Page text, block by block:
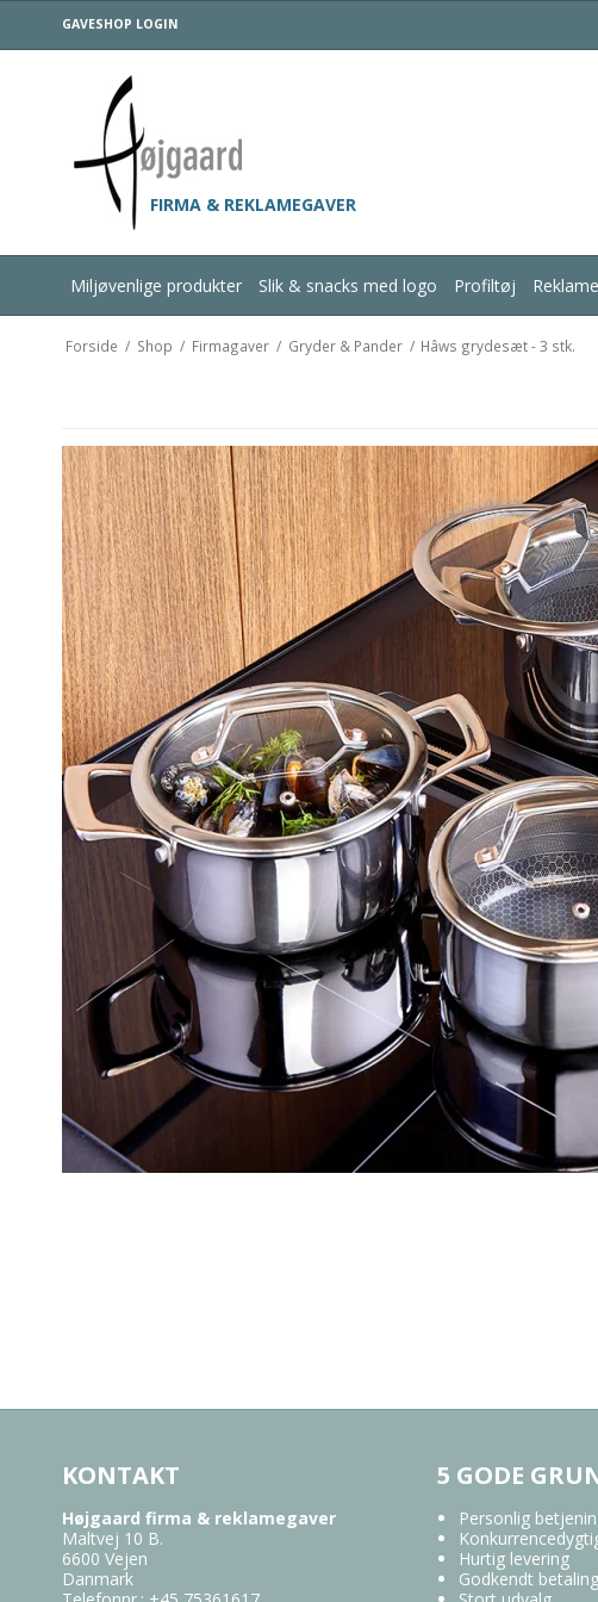
GAVESHOP LOGIN
FIRMA & REKLAMEGAVER
Miljøvenlige produkter Slik & snacks med logo Profiltøj
Forside / Shop / Firmagaver / Gryder & Pander / Hâws grydesæt - 3 stk.
KONTAKT
Højgaard firma & reklamegaver
Maltvej 10 B.
6600 Vejen
Danmark
5 GODE
Personlig
Hurtig levering
Godkendt